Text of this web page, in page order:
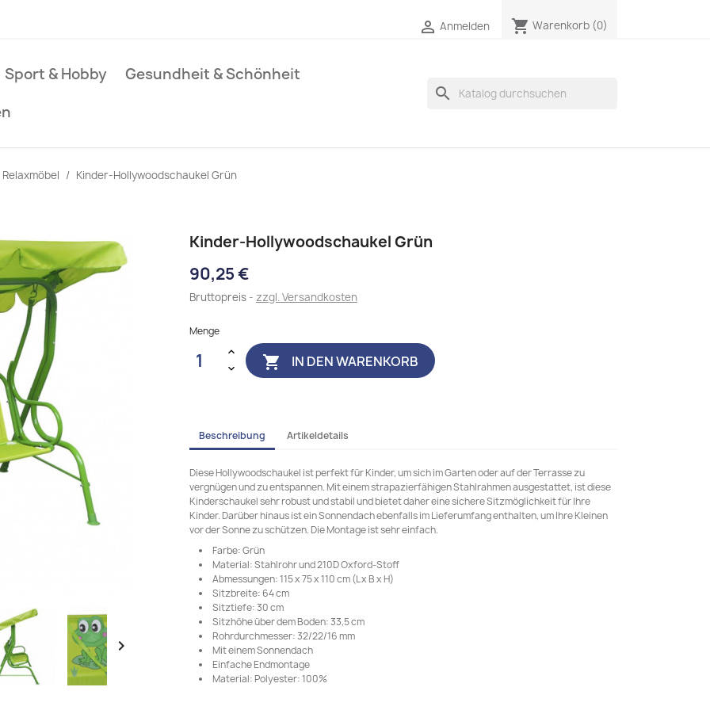
 Anmelden shopping_cart Warenkorb (0)
Sport & Hobby
Gesundheit & Schönheit
search
Relaxmöbel Kinder-Hollywoodschaukel Grün

Kinder-Hollywoodschaukel Grün
90,25 €
Bruttopreis zzgl. Versandkosten
Menge
 IN DEN WARENKORB
Beschreibung Artikeldetails
Diese Hollywoodschaukel ist perfekt für Kinder, um sich im Garten oder auf der Terrasse zu
vergnügen und zu entspannen. Mit einem strapazierfähigen Stahlrahmen ausgestattet, ist diese
Kinderschaukel sehr robust und stabil und bietet daher eine sichere Sitzmöglichkeit für Ihre
Kinder. Darüber hinaus ist ein Sonnendach ebenfalls im Lieferumfang enthalten, um Ihre Kleinen
vor der Sonne zu schützen. Die Montage ist sehr einfach.
Farbe: Grün
Material: Stahlrohr und 210D Oxford-Stoff
Abmessungen: 115 x 75 x 110 cm (L x B x H)
Sitzbreite: 64 cm
Sitztiefe: 30 cm
Sitzhöhe über dem Boden: 33,5 cm
Rohrdurchmesser: 32/22/16 mm
Mit einem Sonnendach
Einfache Endmontage
Material: Polyester: 100%